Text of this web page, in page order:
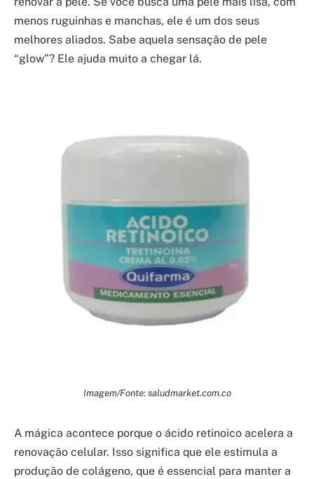
menos ruguinhas e manchas, ele é um dos seus
melhores aliados. Sabe aquela sensação de pele
“glow”? Ele ajuda muito a chegar lá.
Imagem/Fonte: saludmarket.com.co
A mágica acontece porque o ácido retinoico acelera a
renovação celular. Isso significa que ele estimula a
produção de colágeno, que é essencial para manter a